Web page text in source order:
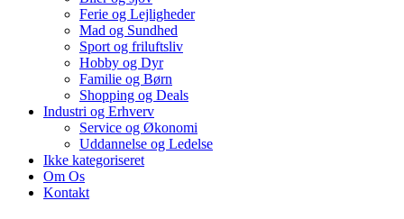
Ferie og Lejligheder
Mad og Sundhed
Sport og friluftsliv
Hobby og Dyr
Familie og Børn
Shopping og Deals
Industri og Erhverv
Service og Økonomi
Uddannelse og Ledelse
Ikke kategoriseret
Om Os
Kontakt